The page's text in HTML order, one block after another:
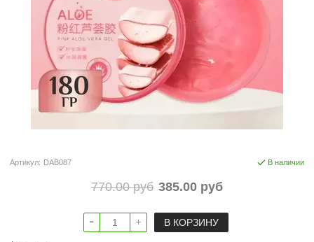
Артикул: DAB087 В наличии
770.00 руб 385.00 руб
В КОРЗИНУ